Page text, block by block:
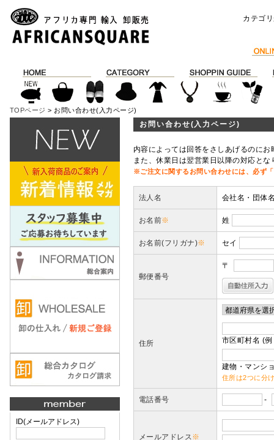
カテゴ
TOPページ > お問い合わせ(入力ページ)
ID(メールアドレス)
お問い合わせ(入力ページ)
内容によっては回答をさしあげるのに
また、休業日は翌営業日以降の対応と
※ご注文に関するお問い合わせには、必ず
法人名 会社名・団体
お名前※ 姓
お名前(フリガナ)※ セイ
郵便番号
〒
住所 市区町村名 (
建物・マンシ
住所は2つに分
電話番号 -
メールアドレス※